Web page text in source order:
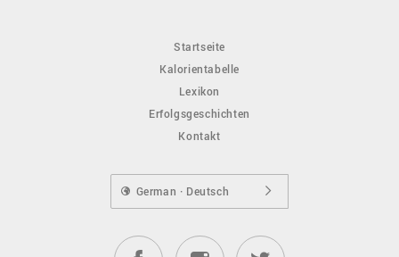
Startseite
Kalorientabelle
Lexikon
Erfolgsgeschichten
Kontakt
German · Deutsch